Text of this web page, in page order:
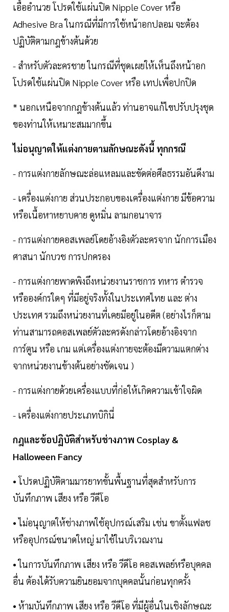
เอื้ออำนวย โปรดใช้แผ่นปิด Nipple Cover หรือ
Adhesive Bra ในกรณีที่มีการใช้หน้าอกปลอม จะต้อง
ปฏิบัติตามกฎข้างต้นด้วย
- สำหรับตัวละครชาย ในกรณีที่ชุดเผยให้เห็นถึงหน้าอก
โปรดใช้แผ่นปิด Nipple Cover หรือ เทปเพื่อปกปิด
* นอกเหนือจากกฎข้างต้นแล้ว ท่านอาจแก้ไขปรับปรุงชุด
ของท่านให้เหมาะสมมากขึ้น
ไม่อนุญาตให้แต่งกายตามลักษณะดังนี้ ทุกกรณี
- การแต่งกายลักษณะล่อแหลมและขัดต่อศีลธรรมอันดีงาม
- เครื่องแต่งกาย ส่วนประกอบของเครื่องแต่งกาย มีข้อความ
หรือเนื้อหาหยาบคาย ดูหมิ่น ลามกอนาจาร
- การแต่งกายคอสเพลย์โดยอ้างอิงตัวละครจาก นักการเมือง
ศาสนา นักบวช การปกครอง
- การแต่งกายพาดพิงถึงหน่วยงานราชการ ทหาร ตำรวจ
หรือองค์กรใดๆ ที่มีอยู่จริงทั้งในประเทศไทย และ ต่าง
ประเทศ รวมถึงหน่วยงานที่เคยมีอยู่ในอดีต (อย่างไรก็ตาม
ท่านสามารถคอสเพลย์ตัวละครดังกล่าวโดยอ้างอิงจาก
การ์ตูน หรือ เกม แต่เครื่องแต่งกายจะต้องมีความแตกต่าง
จากหน่วยงานข้างต้นอย่างชัดเจน )
- การแต่งกายด้วยเครื่องแบบที่ก่อให้เกิดความเข้าใจผิด
- เครื่องแต่งกายประเภทบิกินี่
กฎและข้อปฏิบัติสำหรับช่างภาพ Cosplay &
Halloween Fancy
• โปรดปฏิบัติตามมารยาทขั้นพื้นฐานที่สุดสำหรับการ
บันทึกภาพ เสียง หรือ วีดีโอ
• ไม่อนุญาตให้ช่างภาพใช้อุปกรณ์เสริม เช่น ขาตั้งแฟลช
หรืออุปกรณ์ขนาดใหญ่ มาใช้ในบริเวณงาน
• ในการบันทึกภาพ เสียง หรือ วีดีโอ คอสเพลย์หรือบุคคล
อื่น ต้องได้รับความยินยอมจากบุคคลนั้นก่อนทุกครั้ง
• ห้ามบันทึกภาพ เสียง หรือ วีดีโอ ที่มีผู้อื่นในเชิงลักษณะ